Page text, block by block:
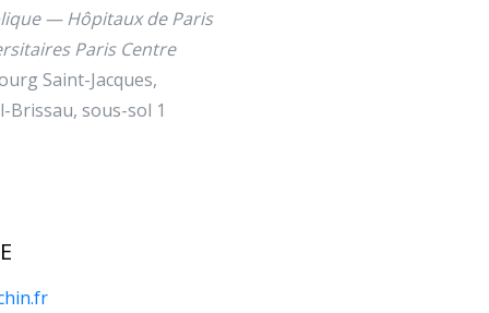
— Hôpitaux de Paris
Paris Centre
Saint-Jacques,
Brissau, sous-sol 1